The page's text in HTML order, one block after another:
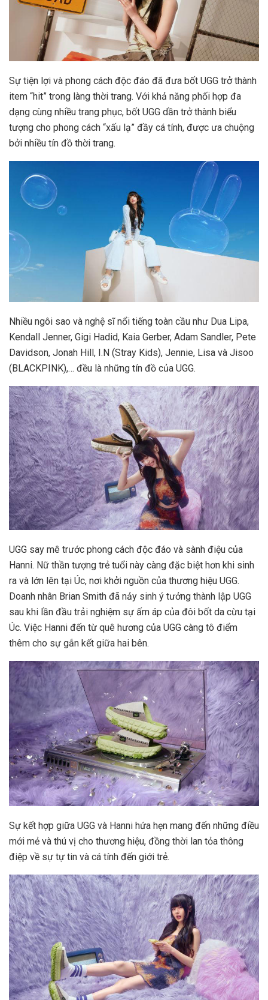
Sự tiện lợi và phong cách độc đáo đã đưa bốt UGG trở thành
item “hit” trong làng thời trang. Với khả năng phối hợp đa
dạng cùng nhiều trang phục, bốt UGG dần trở thành biểu
tượng cho phong cách “xấu lạ” đầy cá tính, được ưa chuộng
bởi nhiều tín đồ thời trang.
Nhiều ngôi sao và nghệ sĩ nổi tiếng toàn cầu như Dua Lipa,
Kendall Jenner, Gigi Hadid, Kaia Gerber, Adam Sandler, Pete
Davidson, Jonah Hill, I.N (Stray Kids), Jennie, Lisa và Jisoo
(BLACKPINK),… đều là những tín đồ của UGG.
UGG say mê trước phong cách độc đáo và sành điệu của
Hanni. Nữ thần tượng trẻ tuổi này càng đặc biệt hơn khi sinh
ra và lớn lên tại Úc, nơi khởi nguồn của thương hiệu UGG.
Doanh nhân Brian Smith đã nảy sinh ý tưởng thành lập UGG
sau khi lần đầu trải nghiệm sự ấm áp của đôi bốt da cừu tại
Úc. Việc Hanni đến từ quê hương của UGG càng tô điểm
thêm cho sự gắn kết giữa hai bên.
Sự kết hợp giữa UGG và Hanni hứa hẹn mang đến những điều
mới mẻ và thú vị cho thương hiệu, đồng thời lan tỏa thông
điệp về sự tự tin và cá tính đến giới trẻ.